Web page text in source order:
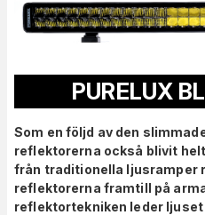
PURELUX
Som en följd av den
reflektorerna också blivit
från traditionella ljusramper
reflektorerna framtill på
reflektortekniken leder